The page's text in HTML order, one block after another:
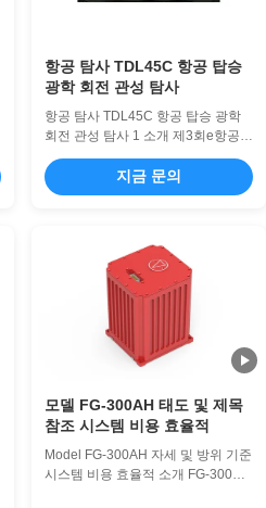
항공 탐사 TDL45C 항공 탑승
광학 회전 관성 탐사
항공 탐사 TDL45C 항공 탑승 광학
회전 관성 탐사 1 소개 제3회e항공용
광학 회전성 관성 내비게이션 시스템
(INS) 은 광학 회전기와 쿼츠 가속도
계를 핵심 센서로 사용합니다.스트래
이 제품 시리즈는 인공위성, 천체, 고
도계, 라디오를 통합 할 수 있습니다.
시각 탐색 정보사용자 요구 사항에
기반하여 순수 관성 및 멀티 센서 퓨
전 등 여러 작동 모드를 지원하여 사
용자에게 플랫폼에 대한 완전한 내비
게이션 매개 변수를 제공합니다. 2응
지금 문의
모델 FG-300AH 태도 및 제목
참조 시스템 비용 효율적
Model FG-300AH 자세 및 방위 기준
시스템 비용 효율적 소개 FG-300AH